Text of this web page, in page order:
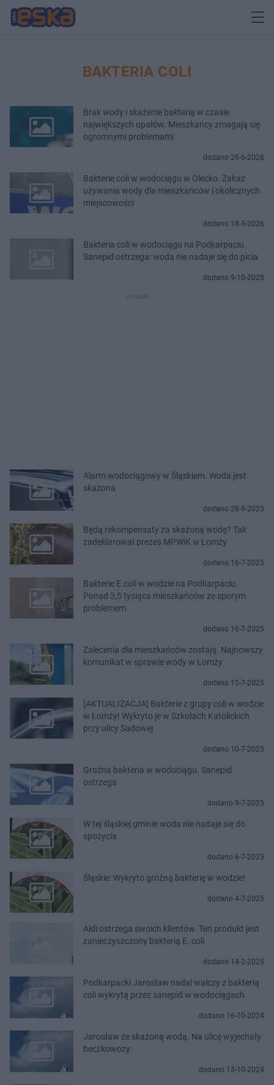
BAKTERIA COLI
Brak wody i skażenie bakterią w czasie
największych upałów. Mieszkańcy zmagają się
ogromnymi problemami
dodano 29-6-2026
Bakterie coli w wodociągu w Olecko. Zakaz
używania wody dla mieszkańców i okolicznych
miejscowości
dodano 18-3-2026
Bakteria coli w wodociągu na Podkarpaciu.
Sanepid ostrzega: woda nie nadaje się do picia
dodano 9-10-2025
Alarm wodociągowy w Śląskiem. Woda jest
skażona
dodano 28-9-2025
Będą rekompensaty za skażoną wodę? Tak
zadeklarował prezes MPWiK w Łomży
dodano 16-7-2025
Bakterie E.coli w wodzie na Podkarpaciu.
Ponad 3,5 tysiąca mieszkańców ze sporym
problemem
dodano 16-7-2025
Zalecenia dla mieszkańców zostają. Najnowszy
komunikat w sprawie wody w Łomży
dodano 15-7-2025
[AKTUALIZACJA] Bakterie z grupy coli w wodzie
w Łomży! Wykryto je w Szkołach Katolickich
przy ulicy Sadowej
dodano 10-7-2025
Groźna bakteria w wodociągu. Sanepid
ostrzega
dodano 9-7-2025
W tej śląskiej gminie woda nie nadaje się do
spożycia
dodano 6-7-2025
Śląskie: Wykryto groźną bakterię w wodzie!
dodano 4-7-2025
Aldi ostrzega swoich klientów. Ten produkt jest
zanieczyszczony bakterią E. coli
dodano 14-2-2025
Podkarpacki Jarosław nadal walczy z bakterią
coli wykrytą przez sanepid w wodociągach
dodano 16-10-2024
Jarosław ze skażoną wodą. Na ulicę wyjechały
beczkowozy
dodano 15-10-2024